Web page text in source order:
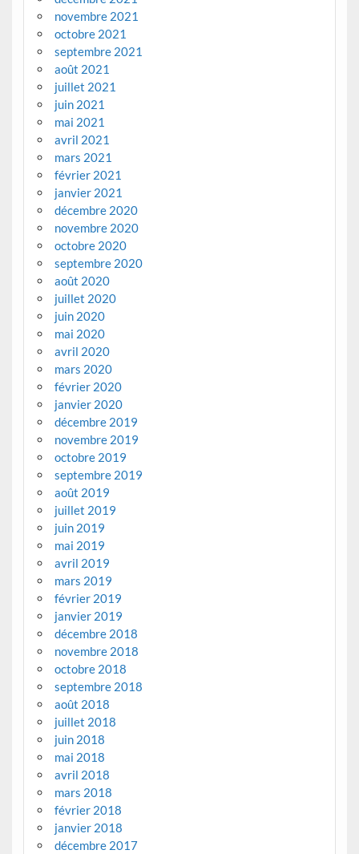
novembre 2021
octobre 2021
septembre 2021
août 2021
juillet 2021
juin 2021
mai 2021
avril 2021
mars 2021
février 2021
janvier 2021
décembre 2020
novembre 2020
octobre 2020
septembre 2020
août 2020
juillet 2020
juin 2020
mai 2020
avril 2020
mars 2020
février 2020
janvier 2020
décembre 2019
novembre 2019
octobre 2019
septembre 2019
août 2019
juillet 2019
juin 2019
mai 2019
avril 2019
mars 2019
février 2019
janvier 2019
décembre 2018
novembre 2018
octobre 2018
septembre 2018
août 2018
juillet 2018
juin 2018
mai 2018
avril 2018
mars 2018
février 2018
janvier 2018
décembre 2017